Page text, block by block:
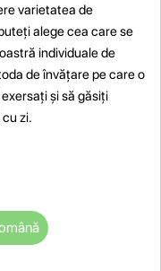
varietatea de
alege cea care se
individuale de
de învățare pe care o
și să găsiți
zi.